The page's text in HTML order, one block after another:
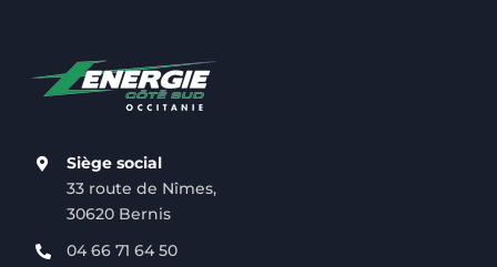
Siège social
33 route de Nîmes,
30620 Bernis
04 66 71 64 50